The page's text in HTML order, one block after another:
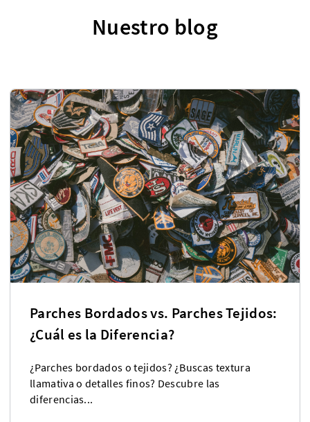
Nuestro blog
Parches Bordados vs. Parches Tejidos:
¿Cuál es la Diferencia?
¿Parches bordados o tejidos? ¿Buscas textura
llamativa o detalles finos? Descubre las
diferencias...